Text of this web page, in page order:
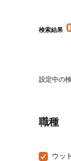
検索結果
設定中の
職種
ウッ